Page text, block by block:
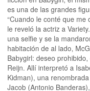
es una de las grandes
“Cuando le conté que me
le reveló la actriz a
una selfie y se la
habitación de al lado,
Babygirl: deseo
Reijn. Allí interpretó a
Kidman), una
Jacob (Antonio